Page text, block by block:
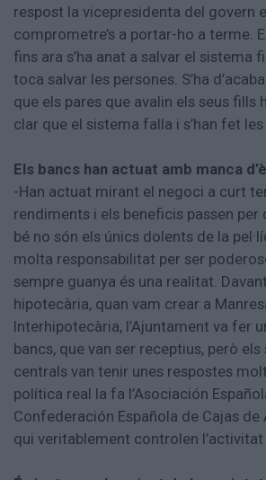
respost la vicepresidenta del govern
comprometre’s a portar-ho a terme.
fins ara s’ha anat a salvar el sistema
toca salvar les persones. S’ha
que els pares que avalin els seus fills
clar que el sistema falla i s’han fet
Els bancs han actuat amb manca
-Han actuat mirant el negoci a curt
rendiments i els beneficis passen per
bé no són els únics dolents de la
molta responsabilitat per ser
sempre guanya és una realitat.
hipotecària, quan vam crear a
Interhipotecària, l’Ajuntament va fer
bancs, que van ser receptius, però els
centrals van tenir unes respostes
política real la fa l’Asociación
Confederación Española de Cajas de
qui veritablement controlen